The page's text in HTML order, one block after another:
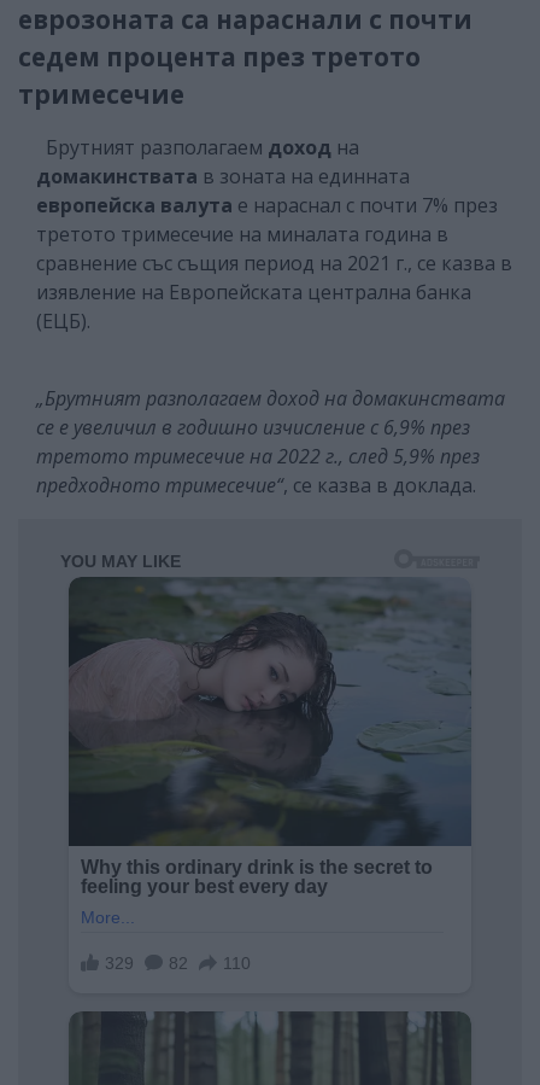
еврозоната са нараснали с почти
седем процента през третото
тримесечие
Брутният разполагаем доход на
домакинствата в зоната на единната
европейска валута е нараснал с почти 7% през
третото тримесечие на миналата година в
сравнение със същия период на 2021 г., се казва в
изявление на Европейската централна банка
(ЕЦБ).
„Брутният разполагаем доход на домакинствата
се е увеличил в годишно изчисление с 6,9% през
третото тримесечие на 2022 г., след 5,9% през
предходното тримесечие“, се казва в доклада.